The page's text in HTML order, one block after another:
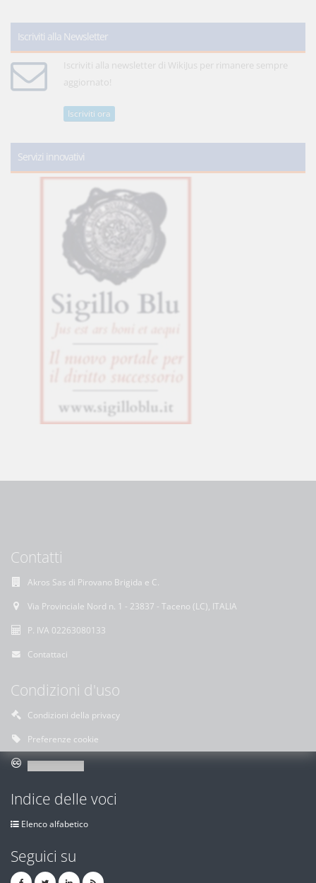
Iscriviti alla Newsletter
Iscriviti alla newsletter di WikiJus per rimanere sempre
aggiornato!
Iscriviti ora
Servizi innovativi
Contatti
Akros Sas di Pirovano Brigida e C.
Via Provinciale Nord n. 1 - 23837 - Taceno (LC), ITALIA
P. IVA 02263080133
Contattaci
Condizioni d'uso
Condizioni della privacy
Preferenze cookie
Indice delle voci
Elenco alfabetico
Seguici su